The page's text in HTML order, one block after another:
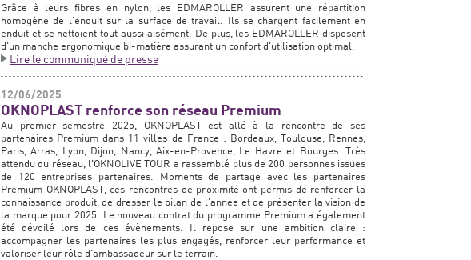
Grâce à leurs fibres en nylon, les EDMAROLLER assurent une répartition
homogène de l'enduit sur la surface de travail. Ils se chargent facilement en
enduit et se nettoient tout aussi aisément. De plus, les EDMAROLLER disposent
d'un manche ergonomique bi-matière assurant un confort d'utilisation optimal.
Lire le communiqué de presse
12/06/2025
OKNOPLAST renforce son réseau Premium
Au premier semestre 2025, OKNOPLAST est allé à la rencontre de ses
partenaires Premium dans 11 villes de France : Bordeaux, Toulouse, Rennes,
Paris, Arras, Lyon, Dijon, Nancy, Aix-en-Provence, Le Havre et Bourges. Très
attendu du réseau, l'OKNOLIVE TOUR a rassemblé plus de 200 personnes issues
de 120 entreprises partenaires. Moments de partage avec les partenaires
Premium OKNOPLAST, ces rencontres de proximité ont permis de renforcer la
connaissance produit, de dresser le bilan de l'année et de présenter la vision de
la marque pour 2025. Le nouveau contrat du programme Premium a également
été dévoilé lors de ces évènements. Il repose sur une ambition claire :
accompagner les partenaires les plus engagés, renforcer leur performance et
valoriser leur rôle d'ambassadeur sur le terrain.